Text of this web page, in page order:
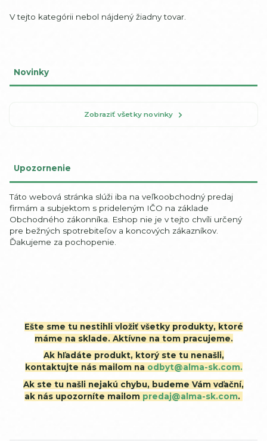
V tejto kategórii nebol nájdený žiadny tovar.
Novinky
Zobraziť všetky novinky
Upozornenie
Táto webová stránka slúži iba na veľkoobchodný predaj
firmám a subjektom s prideleným IČO na základe
Obchodného zákonníka. Eshop nie je v tejto chvíli určený
pre bežných spotrebiteľov a koncových zákazníkov.
Ďakujeme za pochopenie.
Ešte sme tu nestihli vložiť všetky produkty, ktoré
máme na sklade. Aktívne na tom pracujeme.
Ak hľadáte produkt, ktorý ste tu nenašli,
kontaktujte nás mailom na odbyt@alma-sk.com.
Ak ste tu našli nejakú chybu, budeme Vám vďační,
ak nás upozorníte mailom predaj@alma-sk.com.